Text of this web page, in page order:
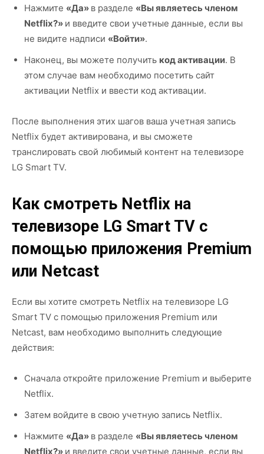
Нажмите «Да» в разделе «Вы являетесь членом
Netflix?» и введите свои учетные данные, если вы
не видите надписи «Войти».
Наконец, вы можете получить код активации. В
этом случае вам необходимо посетить сайт
активации Netflix и ввести код активации.
После выполнения этих шагов ваша учетная запись
Netflix будет активирована, и вы сможете
транслировать свой любимый контент на телевизоре
LG Smart TV.
Как смотреть Netflix на
телевизоре LG Smart TV с
помощью приложения Premium
или Netcast
Если вы хотите смотреть Netflix на телевизоре LG
Smart TV с помощью приложения Premium или
Netcast, вам необходимо выполнить следующие
действия:
Сначала откройте приложение Premium и выберите
Netflix.
Затем войдите в свою учетную запись Netflix.
Нажмите «Да» в разделе «Вы являетесь членом
Netflix?» и введите свои учетные данные, если вы